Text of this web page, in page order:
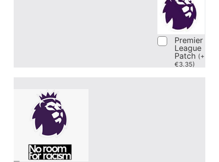
Premier
League
Patch (+
€3.35)